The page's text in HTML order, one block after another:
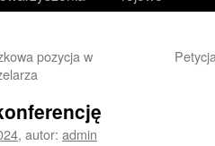
pozycja w
, autor: admin